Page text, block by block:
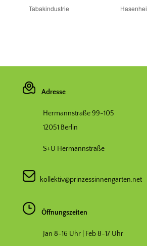
Tabakindustrie
Adresse
Hermannstraße 99-105
12051 Berlin
S+U Hermannstraße
kollektiv@prinzessinnengarten.net
Öffnungszeiten
Jan 8-16 Uhr | Feb 8-17 Uhr